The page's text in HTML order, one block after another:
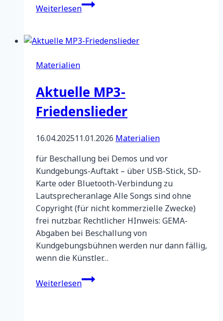
WeiterlesenOstermarsch-
Orte
Materialien
Aktuelle MP3-
Friedenslieder
16.04.202511.01.2026 Materialien
für Beschallung bei Demos und vor
Kundgebungs-Auftakt – über USB-Stick, SD-
Karte oder Bluetooth-Verbindung zu
Lautsprecheranlage Alle Songs sind ohne
Copyright (für nicht kommerzielle Zwecke)
frei nutzbar. Rechtlicher HInweis: GEMA-
Abgaben bei Beschallung von
Kundgebungsbühnen werden nur dann fällig,
wenn die Künstler…
WeiterlesenAktuelle
MP3-